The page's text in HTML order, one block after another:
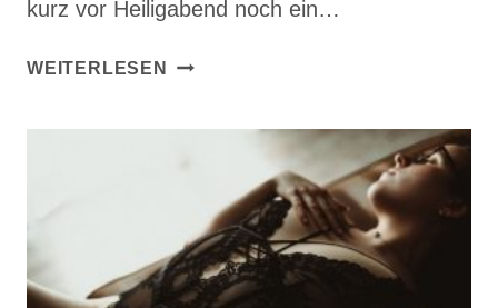
kurz vor Heiligabend noch ein…
WEITERLESEN
LAST
BEDEUTUNG